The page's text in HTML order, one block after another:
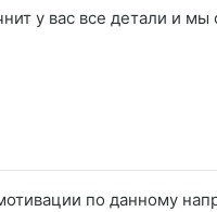
у вас все детали и
по данному